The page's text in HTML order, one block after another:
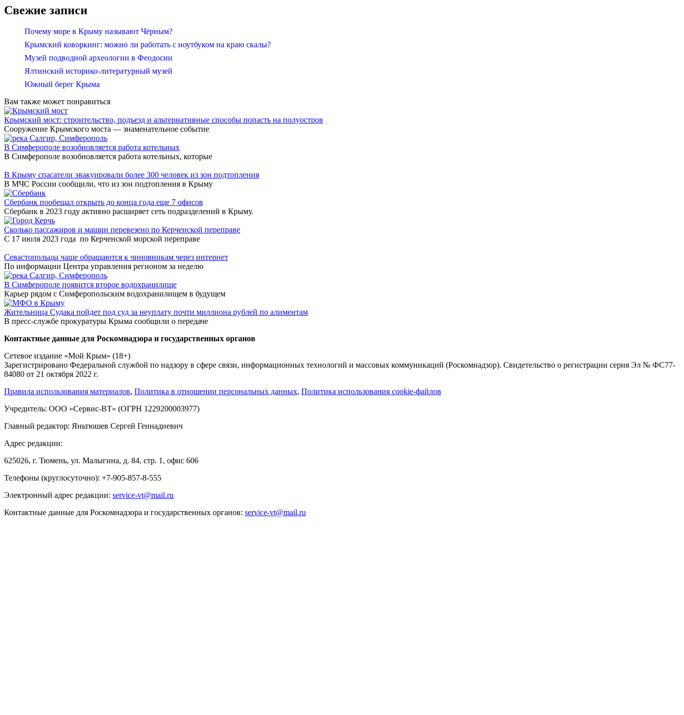
Свежие записи
Почему море в Крыму называют Чёрным?
Крымский коворкинг: можно ли работать с ноутбуком на краю скалы?
Музей подводной археологии в Феодосии
Ялтинский историко-литературный музей
Южный берег Крыма
Вам также может понравиться
Крымский мост: строительство, подъезд и альтернативные способы попасть на полуостров
Сооружение Крымского моста — знаменательное событие
В Симферополе возобновляется работа котельных
В Симферополе возобновляется работа котельных, которые
В Крыму спасатели эвакуировали более 300 человек из зон подтопления
В МЧС России сообщили, что из зон подтопления в Крыму
Сбербанк пообещал открыть до конца года еще 7 офисов
Сбербанк в 2023 году активно расширяет сеть подразделений в Крыму.
Сколько пассажиров и машин перевезено по Керченской переправе
С 17 июля 2023 года по Керченской морской переправе
Севастопольцы чаще обращаются к чиновникам через интернет
По информации Центра управления регионом за неделю
В Симферополе появится второе водохранилище
Карьер рядом с Симферопольским водохранилищем в будущем
Жительница Судака пойдет под суд за неуплату почти миллиона рублей по алиментам
В пресс-службе прокуратуры Крыма сообщили о передаче
Контактные данные для Роскомнадзора и государственных органов
Сетевое издание «Мой Крым» (18+)
Зарегистрировано Федеральной службой по надзору в сфере связи, информационных технологий и массовых коммуникаций (Роскомнадзор). Свидетельство о регистрации серия Эл № ФС77-
84080 от 21 октября 2022 г.
Правила использования материалов, Политика в отношении персональных данных, Политика использования cookie-файлов
Учредитель: ООО «Сервис-ВТ» (ОГРН 1229200003977)
Главный редактор: Яньтюшев Сергей Геннадиевич
Адрес редакции:
625026, г. Тюмень, ул. Малыгина, д. 84, стр. 1, офис 606
Телефоны (круглосуточно): +7-905-857-8-555
Электронный адрес редакции: service-vt@mail.ru
Контактные данные для Роскомнадзора и государственных органов: service-vt@mail.ru